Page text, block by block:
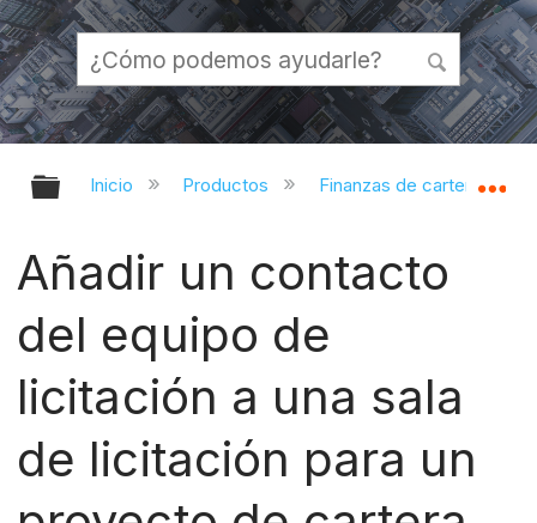
Expandir/contraer jerarquía global
Inicio Productos Finanzas de cartera y
Añadir un contacto
del equipo de
licitación a una sala
de licitación para un